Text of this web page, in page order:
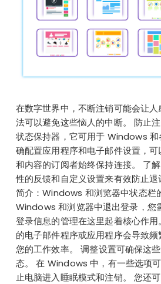
在数字世界中，不断注销可能会让
法可以避免这些恼人的中断。 防止
状态保持器，它可用于 Windows
确配置应用程序和电子邮件设置，
和内容的订阅者始终保持连接。 了
性的反馈和自定义设置来有效防止
简介：Windows 和浏览器中状态栏
Windows 和浏览器中退出登录，您
登录信息的管理在这里起着核心作
的电子邮件程序或应用程序会导致
您的工作效率。 调整设置可确保这
态。 在 Windows 中，有一些选项
止电脑进入睡眠模式和注销。 您还